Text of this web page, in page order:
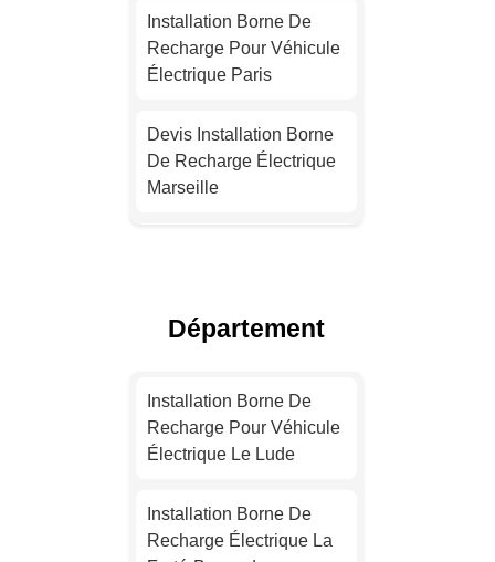
Installation Borne De
Recharge Pour Véhicule
Électrique Paris
Devis Installation Borne
De Recharge Électrique
Marseille
Électrique Toulouse
Nice
Département
Installation Borne De
Recharge Pour Véhicule
Électrique Le Lude
Installation Borne De
Recharge Électrique La